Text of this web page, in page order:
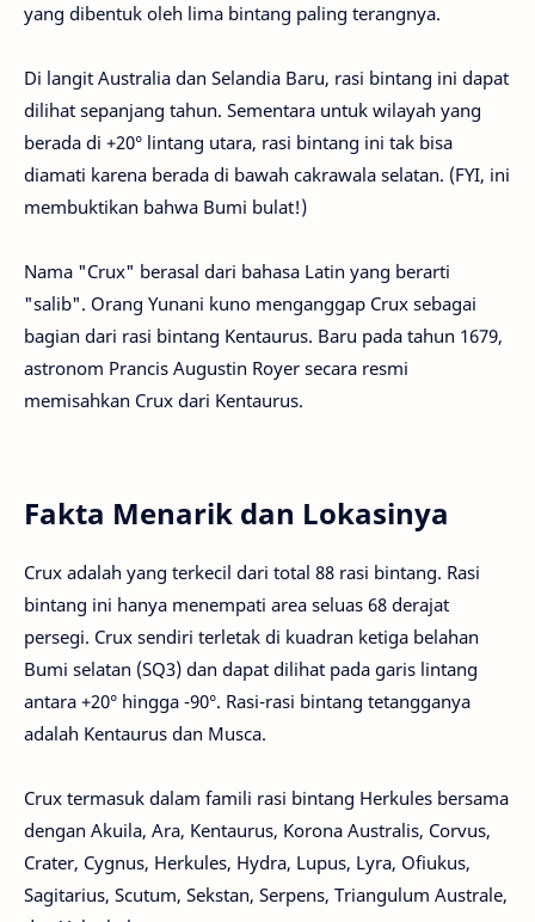
yang dibentuk oleh lima bintang paling terangnya.
Di langit Australia dan Selandia Baru, rasi bintang ini dapat
dilihat sepanjang tahun. Sementara untuk wilayah yang
berada di +20° lintang utara, rasi bintang ini tak bisa
diamati karena berada di bawah cakrawala selatan. (FYI, ini
membuktikan bahwa Bumi bulat!)
Nama "Crux" berasal dari bahasa Latin yang berarti
"salib". Orang Yunani kuno menganggap Crux sebagai
bagian dari rasi bintang Kentaurus. Baru pada tahun 1679,
astronom Prancis Augustin Royer secara resmi
memisahkan Crux dari Kentaurus.
Fakta Menarik dan Lokasinya
Crux adalah yang terkecil dari total 88 rasi bintang. Rasi
bintang ini hanya menempati area seluas 68 derajat
persegi. Crux sendiri terletak di kuadran ketiga belahan
Bumi selatan (SQ3) dan dapat dilihat pada garis lintang
antara +20° hingga -90°. Rasi-rasi bintang tetangganya
adalah Kentaurus dan Musca.
Crux termasuk dalam famili rasi bintang Herkules bersama
dengan Akuila, Ara, Kentaurus, Korona Australis, Corvus,
Crater, Cygnus, Herkules, Hydra, Lupus, Lyra, Ofiukus,
Sagitarius, Scutum, Sekstan, Serpens, Triangulum Australe,